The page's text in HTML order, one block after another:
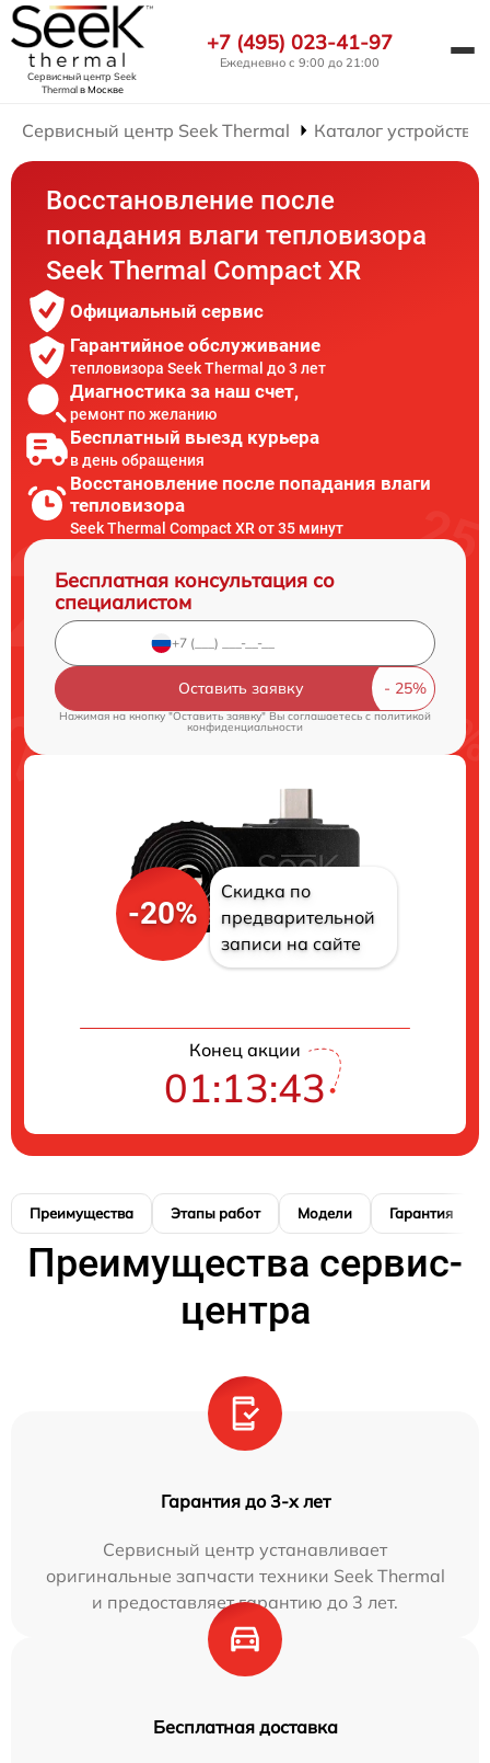
Сервисный центр Seek
Thermalв Москве
+7 (495) 023-41-97
Ежедневно с 9:00 до 21:00
Сервисный центр Seek Thermal Каталог устройств
Восстановление после
попадания влаги тепловизора
Seek Thermal Compact XR
Официальный сервис
Гарантийное обслуживание
тепловизора Seek Thermal до 3 лет
Диагностика за наш счет,
ремонт по желанию
Бесплатный выезд курьера
в день обращения
Восстановление после попадания влаги
тепловизора
Seek Thermal Compact XR от 35 минут
Бесплатная консультация со
специалистом
Оставить заявку
Нажимая на кнопку "Оставить заявку" Вы соглашаетесь cполитикой
конфиденциальности
-20%
Скидка по
предварительной
записи на сайте
Конец акции
01:13:42
Преимущества Этапы работ Модели Гарантия
Преимущества сервис-
центра
Гарантия до 3-х лет
Сервисный центр устанавливает
оригинальные запчасти техники Seek Thermal
и предоставляет гарантию до 3 лет.
Бесплатная доставка